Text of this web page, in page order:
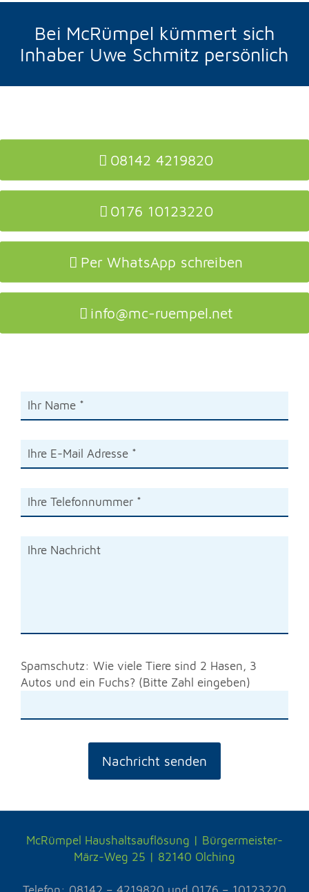
Bei McRümpel kümmert sich
Inhaber Uwe Schmitz persönlich
08142 4219820
0176 10123220
Per WhatsApp schreiben
info@mc-ruempel.net
Spamschutz: Wie viele Tiere sind 2 Hasen, 3
Autos und ein Fuchs? (Bitte Zahl eingeben)
McRümpel Haushaltsauflösung | Bürgermeister-
März-Weg 25 | 82140 Olching